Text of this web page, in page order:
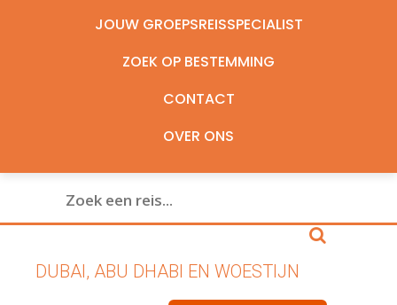
JOUW GROEPSREISSPECIALIST
ZOEK OP BESTEMMING
CONTACT
OVER ONS
DUBAI, ABU DHABI EN WOESTIJN